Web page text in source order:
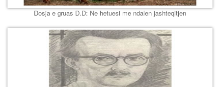
Dosja e gruas D.D: Ne hetuesi me ndalen jashteqitjen